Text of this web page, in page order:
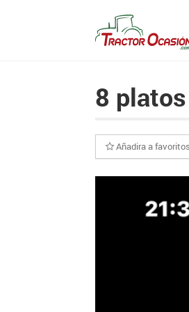
8
Añadira a favoritos